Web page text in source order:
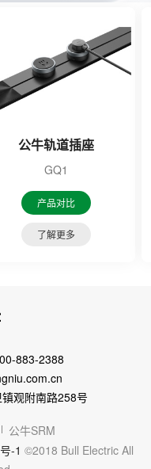
公牛轨道插座
GQ1
产品对比
了解更多
883-2388
观附南路258号
公牛SRM
-1 ©2018 Bull Electric All